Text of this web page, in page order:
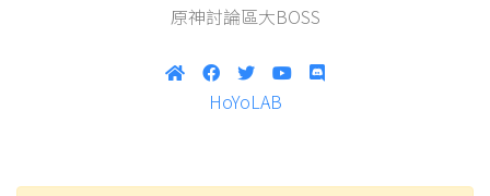
原神討論區大BOSS
HoYoLAB